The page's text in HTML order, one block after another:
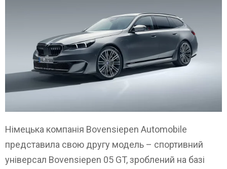
Німецька компанія Bovensiepen Automobile
представила свою другу модель – спортивний
універсал Bovensiepen 05 GT, зроблений на базі